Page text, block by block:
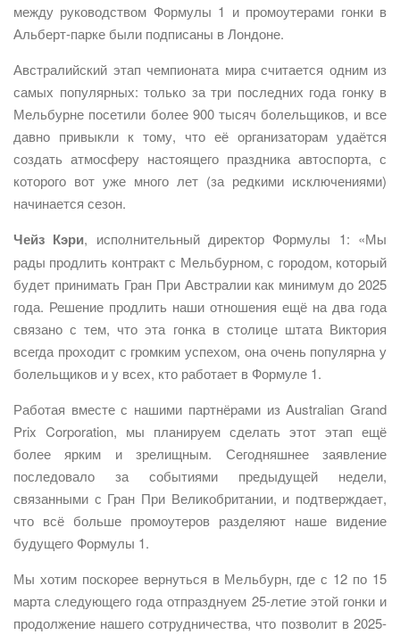
между руководством Формулы 1 и промоутерами гонки в
Альберт-парке были подписаны в Лондоне.
Австралийский этап чемпионата мира считается одним из
самых популярных: только за три последних года гонку в
Мельбурне посетили более 900 тысяч болельщиков, и все
давно привыкли к тому, что её организаторам удаётся
создать атмосферу настоящего праздника автоспорта, с
которого вот уже много лет (за редкими исключениями)
начинается сезон.
Чейз Кэри, исполнительный директор Формулы 1: «Мы
рады продлить контракт с Мельбурном, с городом, который
будет принимать Гран При Австралии как минимум до 2025
года. Решение продлить наши отношения ещё на два года
связано с тем, что эта гонка в столице штата Виктория
всегда проходит с громким успехом, она очень популярна у
болельщиков и у всех, кто работает в Формуле 1.
Работая вместе с нашими партнёрами из Australian Grand
Prix Corporation, мы планируем сделать этот этап ещё
более ярким и зрелищным. Сегодняшнее заявление
последовало за событиями предыдущей недели,
связанными с Гран При Великобритании, и подтверждает,
что всё больше промоутеров разделяют наше видение
будущего Формулы 1.
Мы хотим поскорее вернуться в Мельбурн, где с 12 по 15
марта следующего года отпразднуем 25-летие этой гонки и
продолжение нашего сотрудничества, что позволит в 2025-